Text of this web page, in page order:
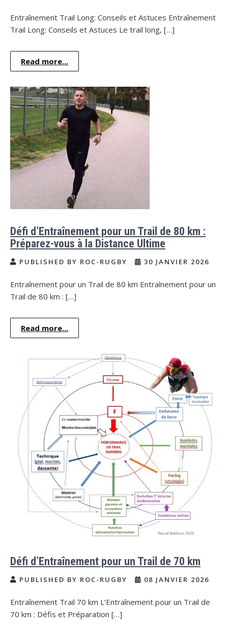
Entraînement Trail Long: Conseils et Astuces Entraînement
Trail Long: Conseils et Astuces Le trail long, […]
Read more...
Défi d’Entraînement pour un Trail de 80 km :
Préparez-vous à la Distance Ultime
PUBLISHED BY ROC-RUGBY 30 JANVIER 2026
Entraînement pour un Trail de 80 km Entraînement pour un
Trail de 80 km : […]
Read more...
Défi d’Entraînement pour un Trail de 70 km
PUBLISHED BY ROC-RUGBY 08 JANVIER 2026
Entraînement Trail 70 km L’Entraînement pour un Trail de
70 km : Défis et Préparation […]